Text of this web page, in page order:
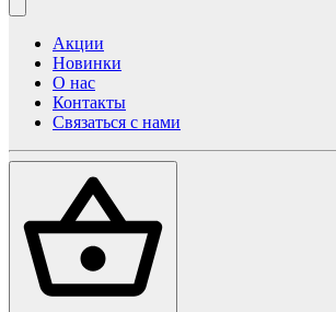
Акции
Новинки
О нас
Контакты
Связаться с нами